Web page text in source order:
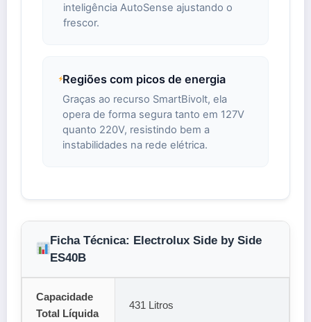
inteligência AutoSense ajustando o
frescor.
Regiões com picos de energia
Graças ao recurso SmartBivolt, ela
opera de forma segura tanto em 127V
quanto 220V, resistindo bem a
instabilidades na rede elétrica.
Ficha Técnica: Electrolux Side by Side
ES40B
Capacidade
Total Líquida
431 Litros